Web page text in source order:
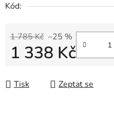
Kód:
1 785 Kč –25 %
1 338 Kč
Tisk Zeptat se